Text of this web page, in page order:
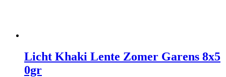
Licht Khaki Lente Zomer Garens 8x5
0gr